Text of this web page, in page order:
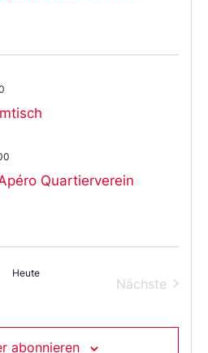
Quartierverein
Heute
Nächste
abonnieren